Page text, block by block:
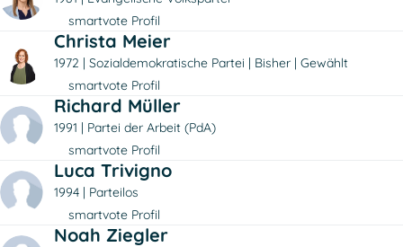
smartvote Profil
Christa Meier
1972 Sozialdemokratische Partei Bisher
Gewählt
smartvote Profil
Richard Müller
1991
Partei der Arbeit (PdA)
smartvote Profil
Luca Trivigno
1994
Parteilos
smartvote Profil
Noah Ziegler